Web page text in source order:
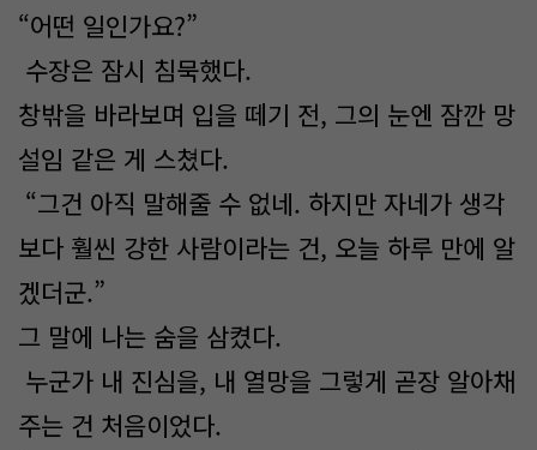
“어떤 일인가요?”
수장은 잠시 침묵했다.
창밖을 바라보며 입을 떼기 전, 그의 눈엔 잠깐 망
설임 같은 게 스쳤다.
“그건 아직 말해줄 수 없네. 하지만 자네가 생각
보다 훨씬 강한 사람이라는 건, 오늘 하루 만에 알
겠더군.”
그 말에 나는 숨을 삼켰다.
누군가 내 진심을, 내 열망을 그렇게 곧장 알아채
주는 건 처음이었다.